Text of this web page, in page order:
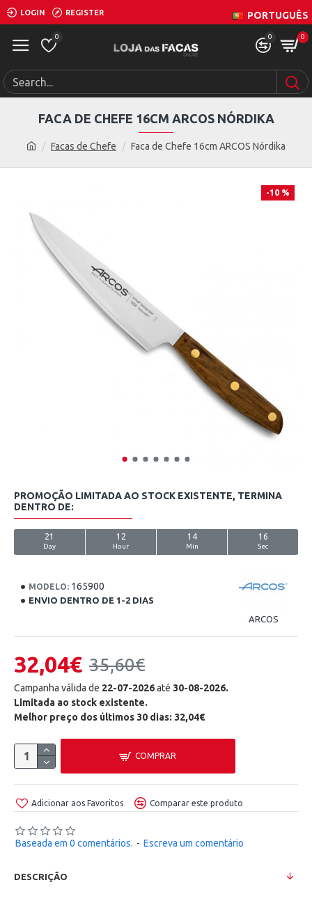
LOGIN REGISTER PORTUGUÊS
0 0 0
Facas de Chefe Faca de Chefe 16cm ARCOS Nórdika
FACA DE CHEFE 16CM ARCOS NÓRDIKA
-10 %
MODELO: 165900
ENVIO DENTRO DE 1-2 DIAS
ARCOS
Baseada em 0 comentários. - Escreva um comentário
PROMOÇÃO LIMITADA AO STOCK EXISTENTE, TERMINA
DENTRO DE:
21
Day
12
Hour
14
Min
16
Sec
32,04€ 35,60€
Campanha válida de 22-07-2026até 30-08-2026.
Limitada ao stock existente.
Melhor preço dos últimos 30 dias: 32,04€
COMPRAR
Adicionar aos Favoritos Comparar este produto
DESCRIÇÃO